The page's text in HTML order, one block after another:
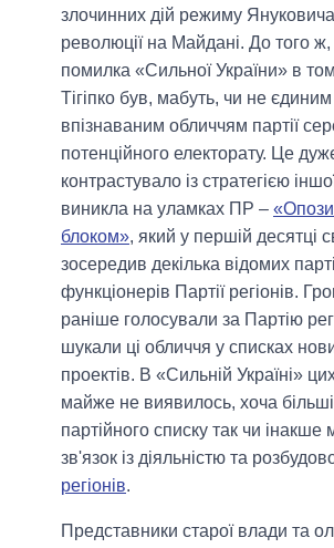
злочинних дій режиму
революції на Майдані. До того
помилка «Сильної України» в
Тігіпко був, мабуть, чи не єдиним
впізнаваним обличчям партії
потенційного електорату. Це
контрастувало із стратегією
виникла на уламках ПР –
блоком», який у першій десятці
зосередив декілька відомих
функціонерів Партії регіонів.
раніше голосували за Партію
шукали ці обличчя у списках
проектів. В «Сильній Україні»
майже не виявилось, хоча
партійного списку так чи
зв'язок із діяльністю та
регіонів.
Представники старої влади та